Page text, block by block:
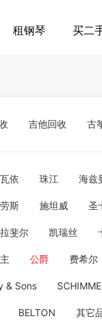
租钢琴 买二
吉他回收 古
依 珠江 海兹
斯 施坦威 圣
拉斐尔 凯瑞丝
公爵 费希尔
& Sons
BELTON 其它